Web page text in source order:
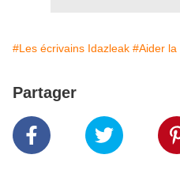
#Les écrivains Idazleak #Aider la
Partager